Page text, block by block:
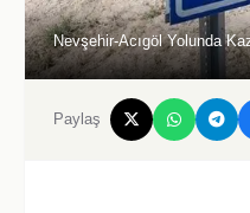
Nevşehir-Acıgöl Yolunda
Paylaş